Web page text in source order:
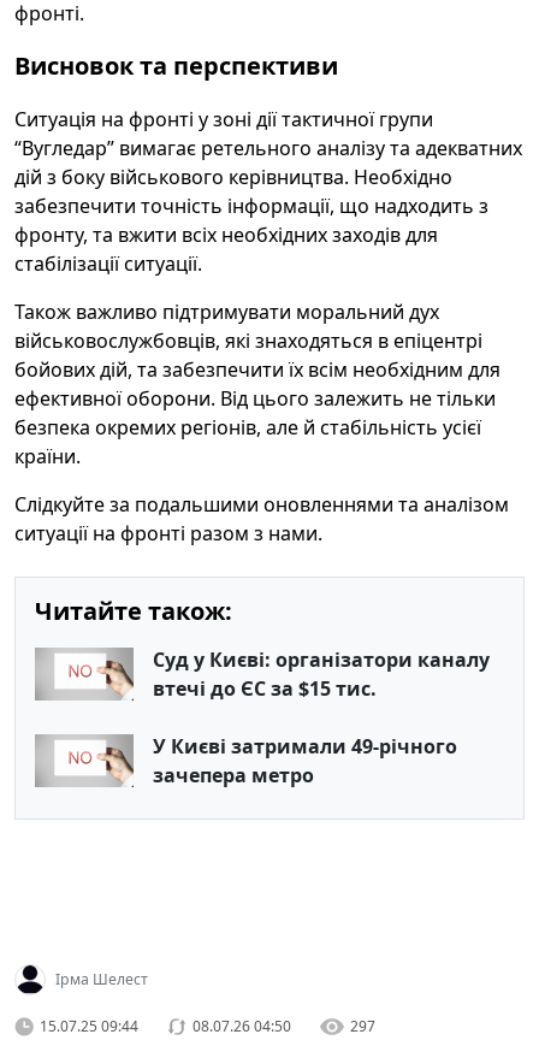
фронті.
Висновок та перспективи
Ситуація на фронті у зоні дії тактичної групи
“Вугледар” вимагає ретельного аналізу та адекватних
дій з боку військового керівництва. Необхідно
забезпечити точність інформації, що надходить з
фронту, та вжити всіх необхідних заходів для
стабілізації ситуації.
Також важливо підтримувати моральний дух
військовослужбовців, які знаходяться в епіцентрі
бойових дій, та забезпечити їх всім необхідним для
ефективної оборони. Від цього залежить не тільки
безпека окремих регіонів, але й стабільність усієї
країни.
Слідкуйте за подальшими оновленнями та аналізом
ситуації на фронті разом з нами.
Читайте також:
Суд у Києві: організатори каналу
втечі до ЄС за $15 тис.
У Києві затримали 49-річного
зачепера метро
Ірма Шелест
15.07.25 09:44 08.07.26 04:50 297